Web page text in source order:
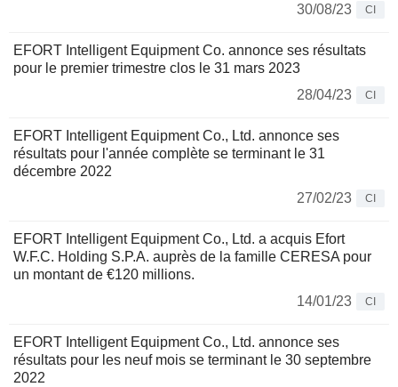
30/08/23
CI
EFORT Intelligent Equipment Co. annonce ses résultats
pour le premier trimestre clos le 31 mars 2023
28/04/23
CI
EFORT Intelligent Equipment Co., Ltd. annonce ses
résultats pour l'année complète se terminant le 31
décembre 2022
27/02/23
CI
EFORT Intelligent Equipment Co., Ltd. a acquis Efort
W.F.C. Holding S.P.A. auprès de la famille CERESA pour
un montant de €120 millions.
14/01/23
CI
EFORT Intelligent Equipment Co., Ltd. annonce ses
résultats pour les neuf mois se terminant le 30 septembre
2022